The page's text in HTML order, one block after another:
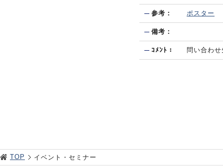
参考： ポスター
備考：
ｺﾒﾝﾄ： 問い合わ
TOP イベント・セミナー